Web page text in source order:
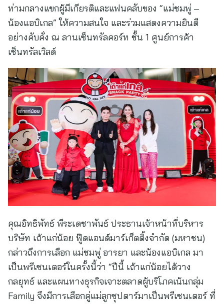
ท่ามกลางแขกผู้มีเกียรติและแฟนคลับของ “แม่ชมพู่ –
น้องแอบิเกล” ให้ความสนใจ และร่วมแสดงความยินดี
อย่างคับคั่ง ณ ลานเซ็นทรัลคอร์ท ชั้น 1 ศูนย์การค้า
เซ็นทรัลเวิลด์
คุณอิทธิพัทธ์ พีระเดชาพันธ์ ประธานเจ้าหน้าที่บริหาร
บริษัท เถ้าแก่น้อย ฟู๊ดแอนด์มาร์เก็ตติ้งจำกัด (มหาชน)
กล่าวถึงการเลือก แม่ชมพู่ อารยา และน้องแอบิเกล มา
เป็นพรีเซนเตอร์ในครั้งนี้ว่า “ปีนี้ เถ้าแก่น้อยได้วาง
กลยุทธ์ และแผนทางธุรกิจเจาะตลาดผู้บริโภคเน้นกลุ่ม
Family จึงมีการเลือกคู่แม่ลูกซุปตาร์มาเป็นพรีเซนเตอร์ ที่